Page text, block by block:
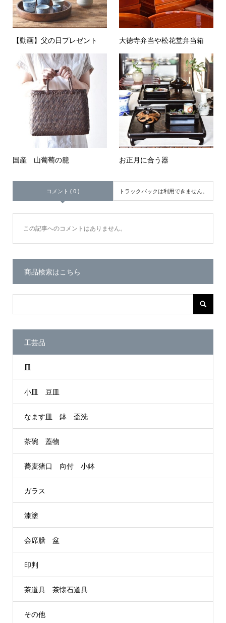
【動画】父の日プレゼント 大徳寺弁当や松花堂弁当箱
国産 山葡萄の籠 お正月に合う器
コメント ( 0 ) トラックバックは利用できません。
この記事へのコメントはありません。
商品検索はこちら
工芸品
皿
小皿 豆皿
なます皿 鉢 盃洗
茶碗 蓋物
蕎麦猪口 向付 小鉢
ガラス
漆塗
会席膳 盆
印判
茶道具 茶懐石道具
その他